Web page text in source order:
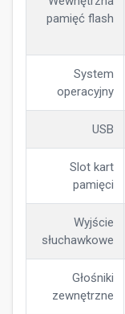
pamięć flash
System
operacyjny
USB
Slot kart
pamięci
Wyjście
słuchawkowe
Głośniki
zewnętrzne